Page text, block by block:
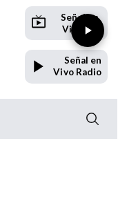
Señal en
Vivo TV
Señal en
Vivo Radio